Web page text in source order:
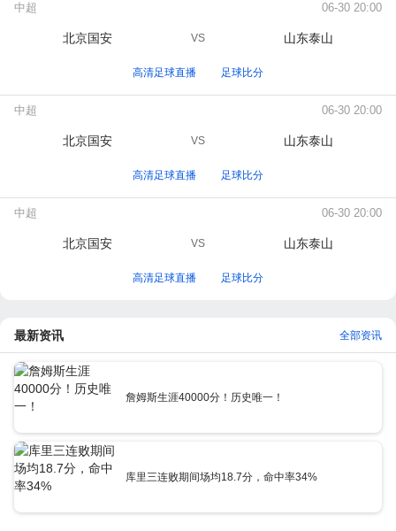
中超 06-30 20:00
北京国安 VS 山东泰山
高清足球直播 足球比分
中超 06-30 20:00
北京国安 VS 山东泰山
高清足球直播 足球比分
中超 06-30 20:00
北京国安 VS 山东泰山
高清足球直播 足球比分
最新资讯 全部资讯
詹姆斯生涯40000分！历史唯一！
库里三连败期间场均18.7分，命中率34%